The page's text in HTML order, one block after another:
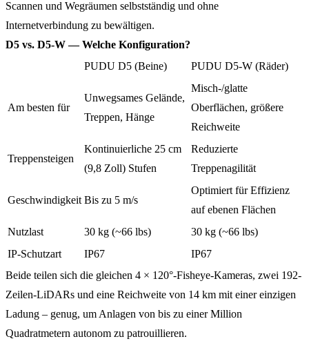
Scannen und Wegräumen selbstständig und ohne
Internetverbindung zu bewältigen.
D5 vs. D5-W — Welche Konfiguration?
PUDU D5 (Beine)
PUDU D5-W (Räder)
Am besten für
Unwegsames Gelände,
Treppen, Hänge
Misch-/glatte
Oberflächen, größere
Reichweite
Treppensteigen
Kontinuierliche 25 cm
(9,8 Zoll) Stufen
Reduzierte
Treppenagilität
Geschwindigkeit Bis zu 5 m/s
Optimiert für Effizienz
auf ebenen Flächen
Nutzlast
30 kg (~66 lbs)
30 kg (~66 lbs)
IP-Schutzart
IP67
IP67
Beide teilen sich die gleichen 4 × 120°-Fisheye-Kameras, zwei 192-
Zeilen-LiDARs und eine Reichweite von 14 km mit einer einzigen
Ladung – genug, um Anlagen von bis zu einer Million
Quadratmetern autonom zu patrouillieren.